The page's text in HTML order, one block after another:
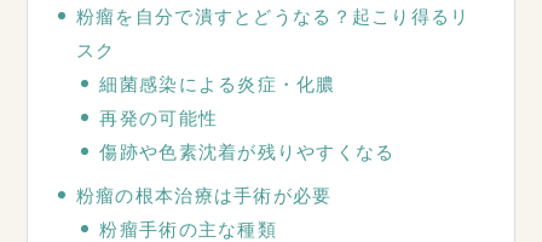
粉瘤を自分で潰すとどうなる？起こり得るリ
スク
細菌感染による炎症・化膿
再発の可能性
傷跡や色素沈着が残りやすくなる
粉瘤の根本治療は手術が必要
粉瘤手術の主な種類